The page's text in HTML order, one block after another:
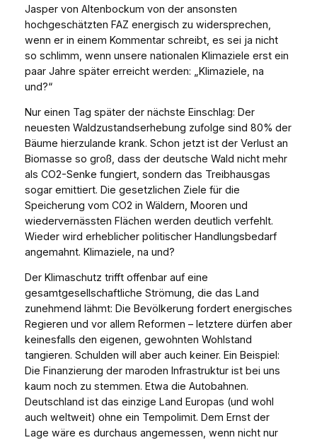
Jasper von Altenbockum von der ansonsten
hochgeschätzten FAZ energisch zu widersprechen,
wenn er in einem Kommentar schreibt, es sei ja nicht
so schlimm, wenn unsere nationalen Klimaziele erst ein
paar Jahre später erreicht werden: „Klimaziele, na
und?“
Nur einen Tag später der nächste Einschlag: Der
neuesten Waldzustandserhebung zufolge sind 80% der
Bäume hierzulande krank. Schon jetzt ist der Verlust an
Biomasse so groß, dass der deutsche Wald nicht mehr
als CO2-Senke fungiert, sondern das Treibhausgas
sogar emittiert. Die gesetzlichen Ziele für die
Speicherung vom CO2 in Wäldern, Mooren und
wiedervernässten Flächen werden deutlich verfehlt.
Wieder wird erheblicher politischer Handlungsbedarf
angemahnt. Klimaziele, na und?
Der Klimaschutz trifft offenbar auf eine
gesamtgesellschaftliche Strömung, die das Land
zunehmend lähmt: Die Bevölkerung fordert energisches
Regieren und vor allem Reformen – letztere dürfen aber
keinesfalls den eigenen, gewohnten Wohlstand
tangieren. Schulden will aber auch keiner. Ein Beispiel:
Die Finanzierung der maroden Infrastruktur ist bei uns
kaum noch zu stemmen. Etwa die Autobahnen.
Deutschland ist das einzige Land Europas (und wohl
auch weltweit) ohne ein Tempolimit. Dem Ernst der
Lage wäre es durchaus angemessen, wenn nicht nur